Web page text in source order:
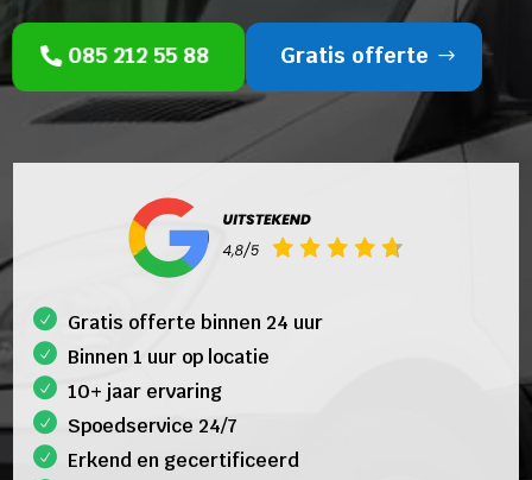
085 212 55 88 Gratis offerte
Gratis offerte binnen 24 uur
Binnen 1 uur op locatie
10+ jaar ervaring
Spoedservice 24/7
Erkend en gecertificeerd